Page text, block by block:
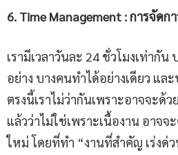
6. Time Management :การจัดกา
เรามีเวลาวันละ 24 ชั่วโมงเท่ากั
อย่าง บางคนทำได้อย่างเดียว แล
ตรงนี้เราไม่ว่ากันเพราะอาจจะด้
แล้วว่าไม่ใช่เพราะเนื้องาน อาจ
ใหม่ โดยที่ทำ “งานที่สำคัญ เร่งด่